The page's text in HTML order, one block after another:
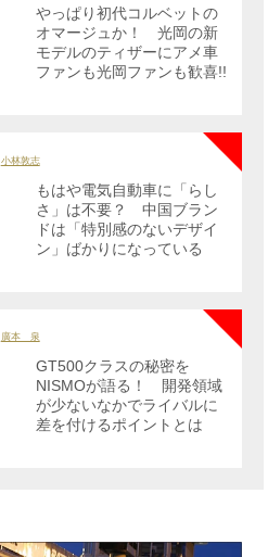
やっぱり初代コルベットの
オマージュか！ 光岡の新
モデルのティザーにアメ車
ファンも光岡ファンも歓喜!!
小林敦志
もはや電気自動車に「らし
さ」は不要？ 中国ブラン
ドは「特別感のないデザイ
ン」ばかりになっている
廣本 泉
GT500クラスの秘密を
NISMOが語る！ 開発領域
が少ないなかでライバルに
差を付けるポイントとは